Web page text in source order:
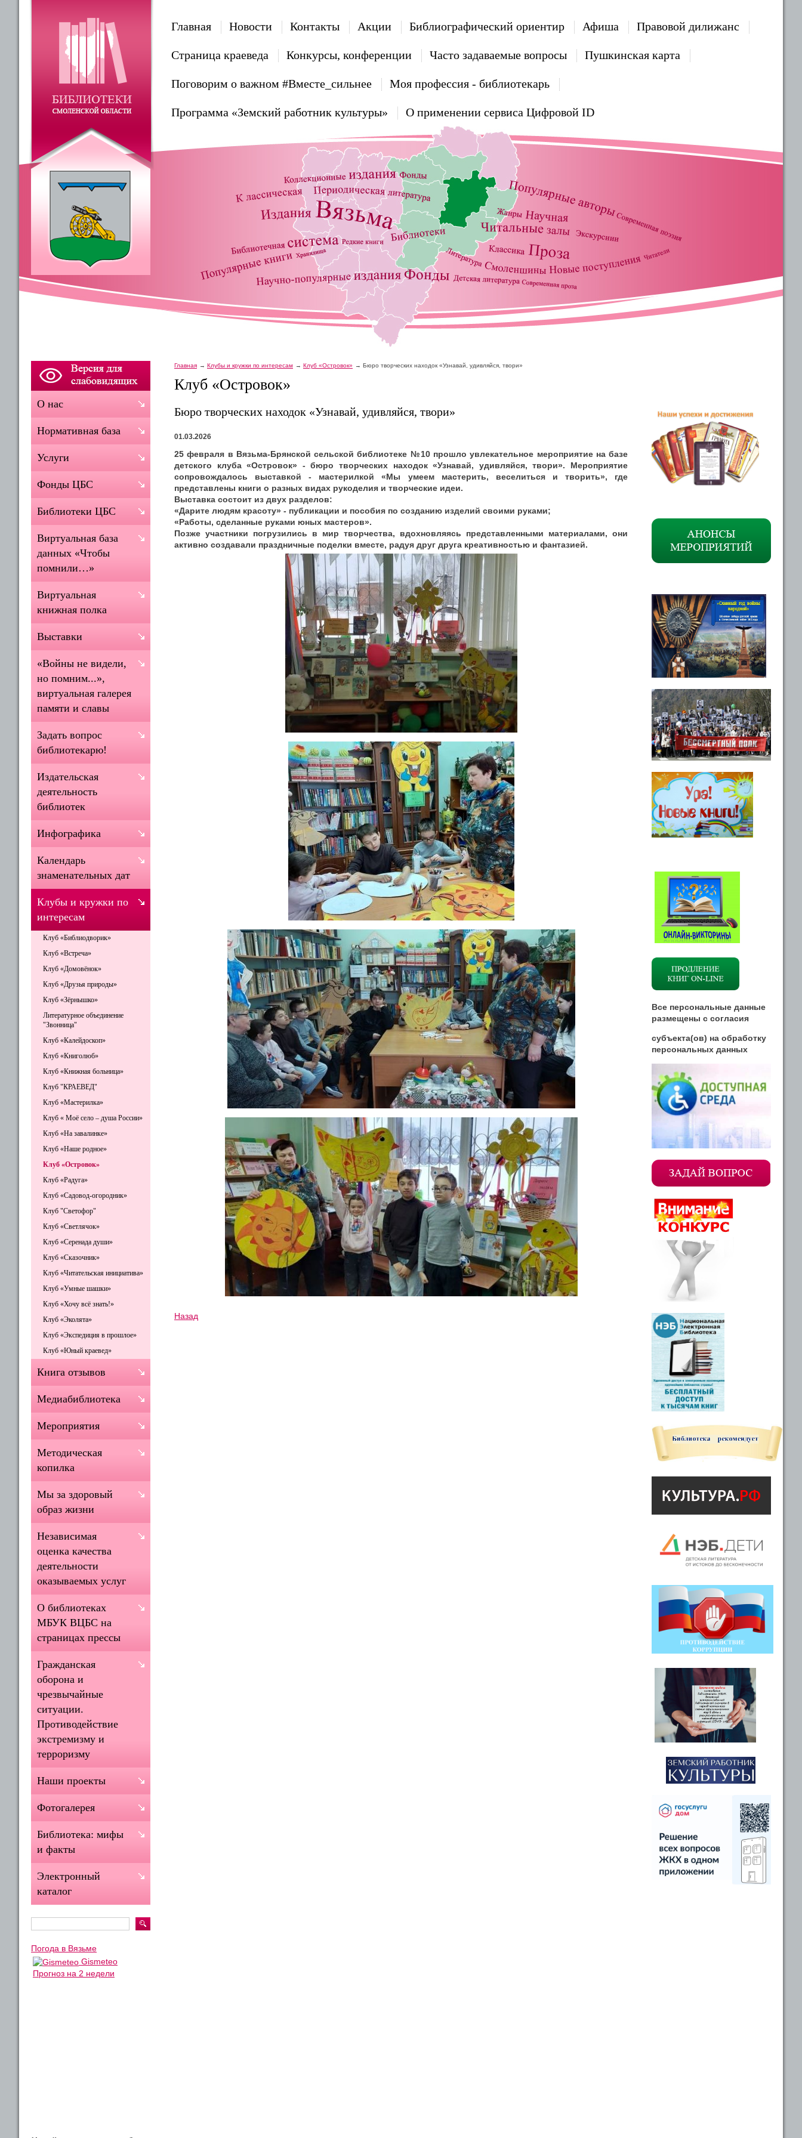
Главная Новости Контакты Акции Библиографический ориентир Афиша Правовой дилижанс
Страница краеведа Конкурсы, конференции Часто задаваемые вопросы Пушкинская карта
Поговорим о важном #Вместе_сильнее Моя профессия - библиотекарь
Программа «Земский работник культуры» О применении сервиса Цифровой ID
Главная Клубы и кружки по интересам Клуб «Островок» Бюро творческих находок «Узнавай, удивляйся, твори»
Клуб «Островок»
Бюро творческих находок «Узнавай, удивляйся, твори»
01.03.2026
25 февраля в Вязьма-Брянской сельской библиотеке №10 прошло увлекательное мероприятие на базе
детского клуба «Островок» - бюро творческих находок «Узнавай, удивляйся, твори». Мероприятие
сопровождалось выставкой - мастерилкой «Мы умеем мастерить, веселиться и творить», где
представлены книги о разных видах рукоделия и творческие идеи.
Выставка состоит из двух разделов:
«Дарите людям красоту» - публикации и пособия по созданию изделий своими руками;
«Работы, сделанные руками юных мастеров».
Позже участники погрузились в мир творчества, вдохновляясь представленными материалами, они
активно создавали праздничные поделки вместе, радуя друг друга креативностью и фантазией.
Назад
О нас
Нормативная база
Услуги
Фонды ЦБС
Библиотеки ЦБС
Виртуальная база
данных «Чтобы
помнили…»
Виртуальная
книжная полка
Выставки
«Войны не видели,
но помним...»,
виртуальная галерея
памяти и славы
Задать вопрос
библиотекарю!
Издательская
деятельность
библиотек
Инфографика
Календарь
знаменательных дат
Клубы и кружки по
интересам
Клуб «Библиодворик»
Клуб «Встреча»
Клуб «Домовёнок»
Клуб «Друзья природы»
Клуб «Зёрнышко»
Литературное объединение
"Звонница"
Клуб «Калейдоскоп»
Клуб «Книголюб»
Клуб «Книжная больница»
Клуб "КРАЕВЕД"
Клуб «Мастерилка»
Клуб « Моё село – душа России»
Клуб «На завалинке»
Клуб «Наше родное»
Клуб «Островок»
Клуб «Радуга»
Клуб «Садовод-огородник»
Клуб "Светофор"
Клуб «Светлячок»
Клуб «Серенада души»
Клуб «Сказочник»
Клуб «Читательская инициатива»
Клуб «Умные шашки»
Клуб «Хочу всё знать!»
Клуб «Эколята»
Клуб «Экспедиция в прошлое»
Клуб «Юный краевед»
Книга отзывов
Медиабиблиотека
Мероприятия
Методическая
копилка
Мы за здоровый
образ жизни
Независимая
оценка качества
деятельности
оказываемых услуг
О библиотеках
МБУК ВЦБС на
страницах прессы
Гражданская
оборона и
чрезвычайные
ситуации.
Противодействие
экстремизму и
терроризму
Наши проекты
Фотогалерея
Библиотека: мифы
и факты
Электронный
каталог
Погода в Вязьме
Gismeteo
Прогноз на 2 недели
Все персональные данные
размещены с согласия
субъекта(ов) на обработку
персональных данных